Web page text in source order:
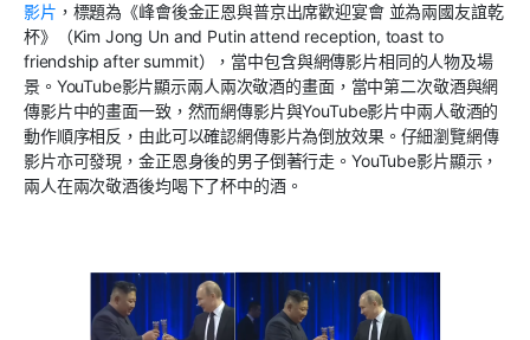
影片 ，標題為《峰會後金正恩與普京出席歡迎宴會 並為兩國友誼乾
杯》（Kim Jong Un and Putin attend reception, toast to
friendship after summit），當中包含與網傳影片相同的人物及場
景。YouTube影片顯示兩人兩次敬酒的畫面，當中第二次敬酒與網
傳影片中的畫面一致，然而網傳影片與YouTube影片中兩人敬酒的
動作順序相反，由此可以確認網傳影片為倒放效果。仔細瀏覽網傳
影片亦可發現，金正恩身後的男子倒著行走。YouTube影片顯示，
兩人在兩次敬酒後均喝下了杯中的酒。